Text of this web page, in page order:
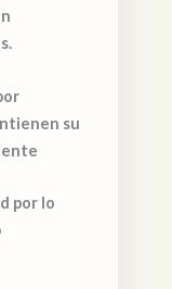
su
por lo